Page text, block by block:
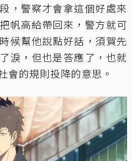
，警察才會拿這個好處來
帆高給帶回來，警方就可
候幫他說點好話，須賀先
淚，但也是答應了，也就
會的規則投降的意思。